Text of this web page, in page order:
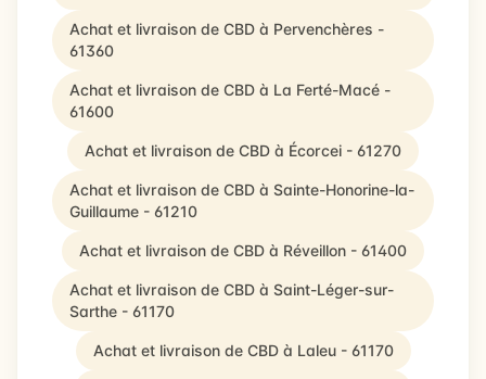
Achat et livraison de CBD à Pervenchères -
61360
Achat et livraison de CBD à La Ferté-Macé -
61600
Achat et livraison de CBD à Écorcei - 61270
Achat et livraison de CBD à Sainte-Honorine-la-
Guillaume - 61210
Achat et livraison de CBD à Réveillon - 61400
Achat et livraison de CBD à Saint-Léger-sur-
Sarthe - 61170
Achat et livraison de CBD à Laleu - 61170